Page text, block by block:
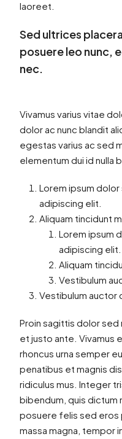
laoreet.
Sed ultrices
posuere leo nunc,
nec.
Vivamus varius vitae
dolor ac nunc blandit
egestas varius ac sed
elementum dui id nulla
Lorem ipsum
adipiscing elit.
Aliquam tincidunt
Lorem ipsum
adipiscing elit.
Aliquam
Vestibulum
Vestibulum auctor
Proin sagittis dolor
et justo ante. Vivamus
rhoncus urna semper
penatibus et magnis
ridiculus mus. Integer
bibendum, quis dictum
posuere felis sed
massa magna, tempor